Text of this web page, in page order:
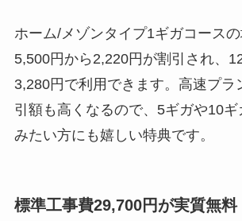
ホーム/メゾンタイプ1ギガコース
5,500円から2,220円が割引され、
3,280円で利用できます。高速プラ
引額も高くなるので、5ギガや10
みたい方にも嬉しい特典です。
標準工事費29,700円が実質無料